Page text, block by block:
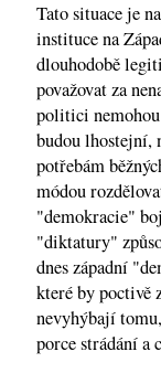
Tato situace je
instituce na
dlouhodobě
považovat za
politici
budou lhostejní,
potřebám
módou
"demokracie"
"diktatury"
dnes západní
které by poctivě
nevyhýbají
porce strádání a